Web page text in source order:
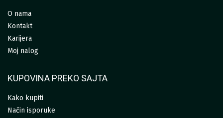
O nama
Kontakt
Karijera
Moj nalog
KUPOVINA PREKO SAJTA
Kako kupiti
Način isporuke